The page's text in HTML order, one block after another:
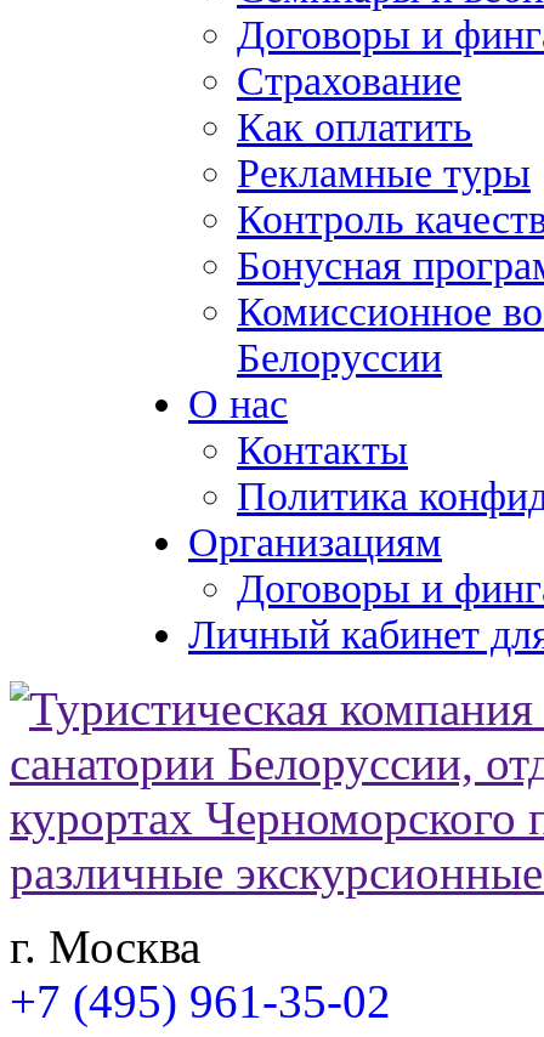
Договоры и
Страхование
Как оплатить
Рекламные туры
Контроль
Бонусная
Комиссионное
Белоруссии
О нас
Контакты
Политика
Организациям
Договоры и
Личный кабинет
г. Москва
+7 (495) 961-35-02